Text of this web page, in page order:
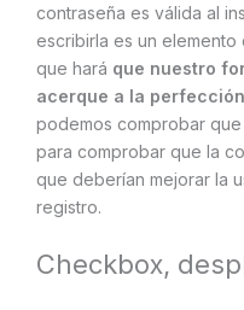
contraseña es válida al
escribirla es un
que hará que nuestro
acerque a la perfección
podemos comprobar
para comprobar que la
que deberían mejorar la
registro.
Checkbox,